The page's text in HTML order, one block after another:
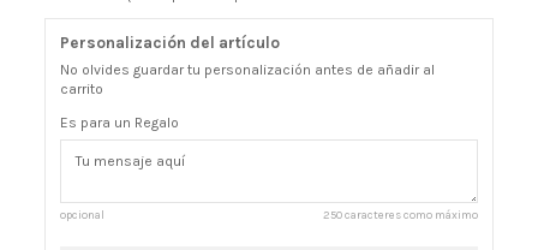
Personalización del artículo
No olvides guardar tu personalización antes de añadir al
carrito
Es para un Regalo
opcional 250 caracteres como máximo